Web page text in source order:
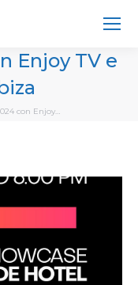
Enjoy TV e
con Enjoy…